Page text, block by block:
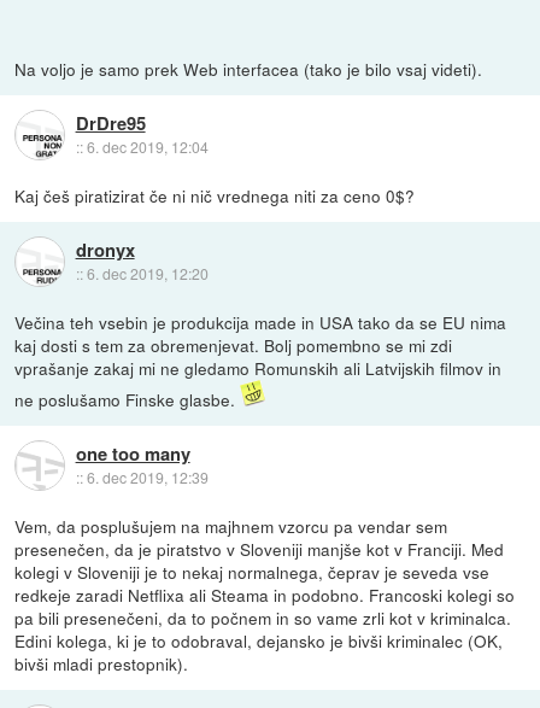
Na voljo je samo prek Web interfacea (tako je bilo vsaj videti).
DrDre95
::6. dec 2019, 12:04
Kaj češ piratizirat če ni nič vrednega niti za ceno 0$?
dronyx
::6. dec 2019, 12:20
Večina teh vsebin je produkcija made in USA tako da se EU nima
kaj dosti s tem za obremenjevat. Bolj pomembno se mi zdi
vprašanje zakaj mi ne gledamo Romunskih ali Latvijskih filmov in
ne poslušamo Finske glasbe.
one too many
::6. dec 2019, 12:39
Vem, da posplušujem na majhnem vzorcu pa vendar sem
presenečen, da je piratstvo v Sloveniji manjše kot v Franciji. Med
kolegi v Sloveniji je to nekaj normalnega, čeprav je seveda vse
redkeje zaradi Netflixa ali Steama in podobno. Francoski kolegi so
pa bili presenečeni, da to počnem in so vame zrli kot v kriminalca.
Edini kolega, ki je to odobraval, dejansko je bivši kriminalec (OK,
bivši mladi prestopnik).